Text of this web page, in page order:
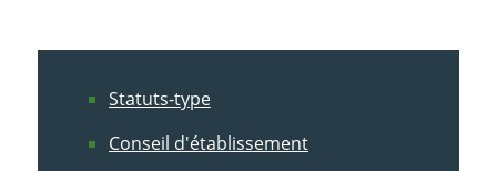
Statuts-type
Conseil d'établissement